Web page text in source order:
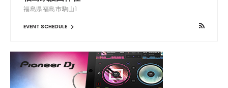
福島県福島市駒山1
EVENT SCHEDULE